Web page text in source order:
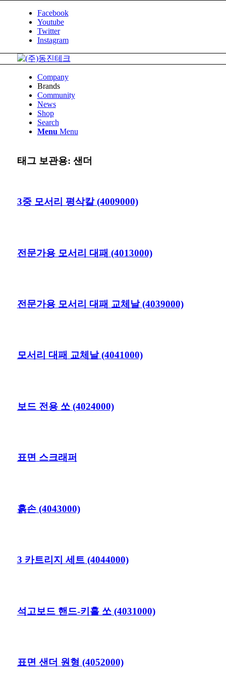
Facebook
Youtube
Twitter
Instagram
Company
Brands
Community
News
Shop
Search
Menu Menu
태그 보관용: 샌더
3중 모서리 평삭칼 (4009000)
전문가용 모서리 대패 (4013000)
전문가용 모서리 대패 교체날 (4039000)
모서리 대패 교체날 (4041000)
보드 전용 쏘 (4024000)
표면 스크래퍼
흙손 (4043000)
3 카트리지 세트 (4044000)
석고보드 핸드-키홀 쏘 (4031000)
표면 샌더 원형 (4052000)